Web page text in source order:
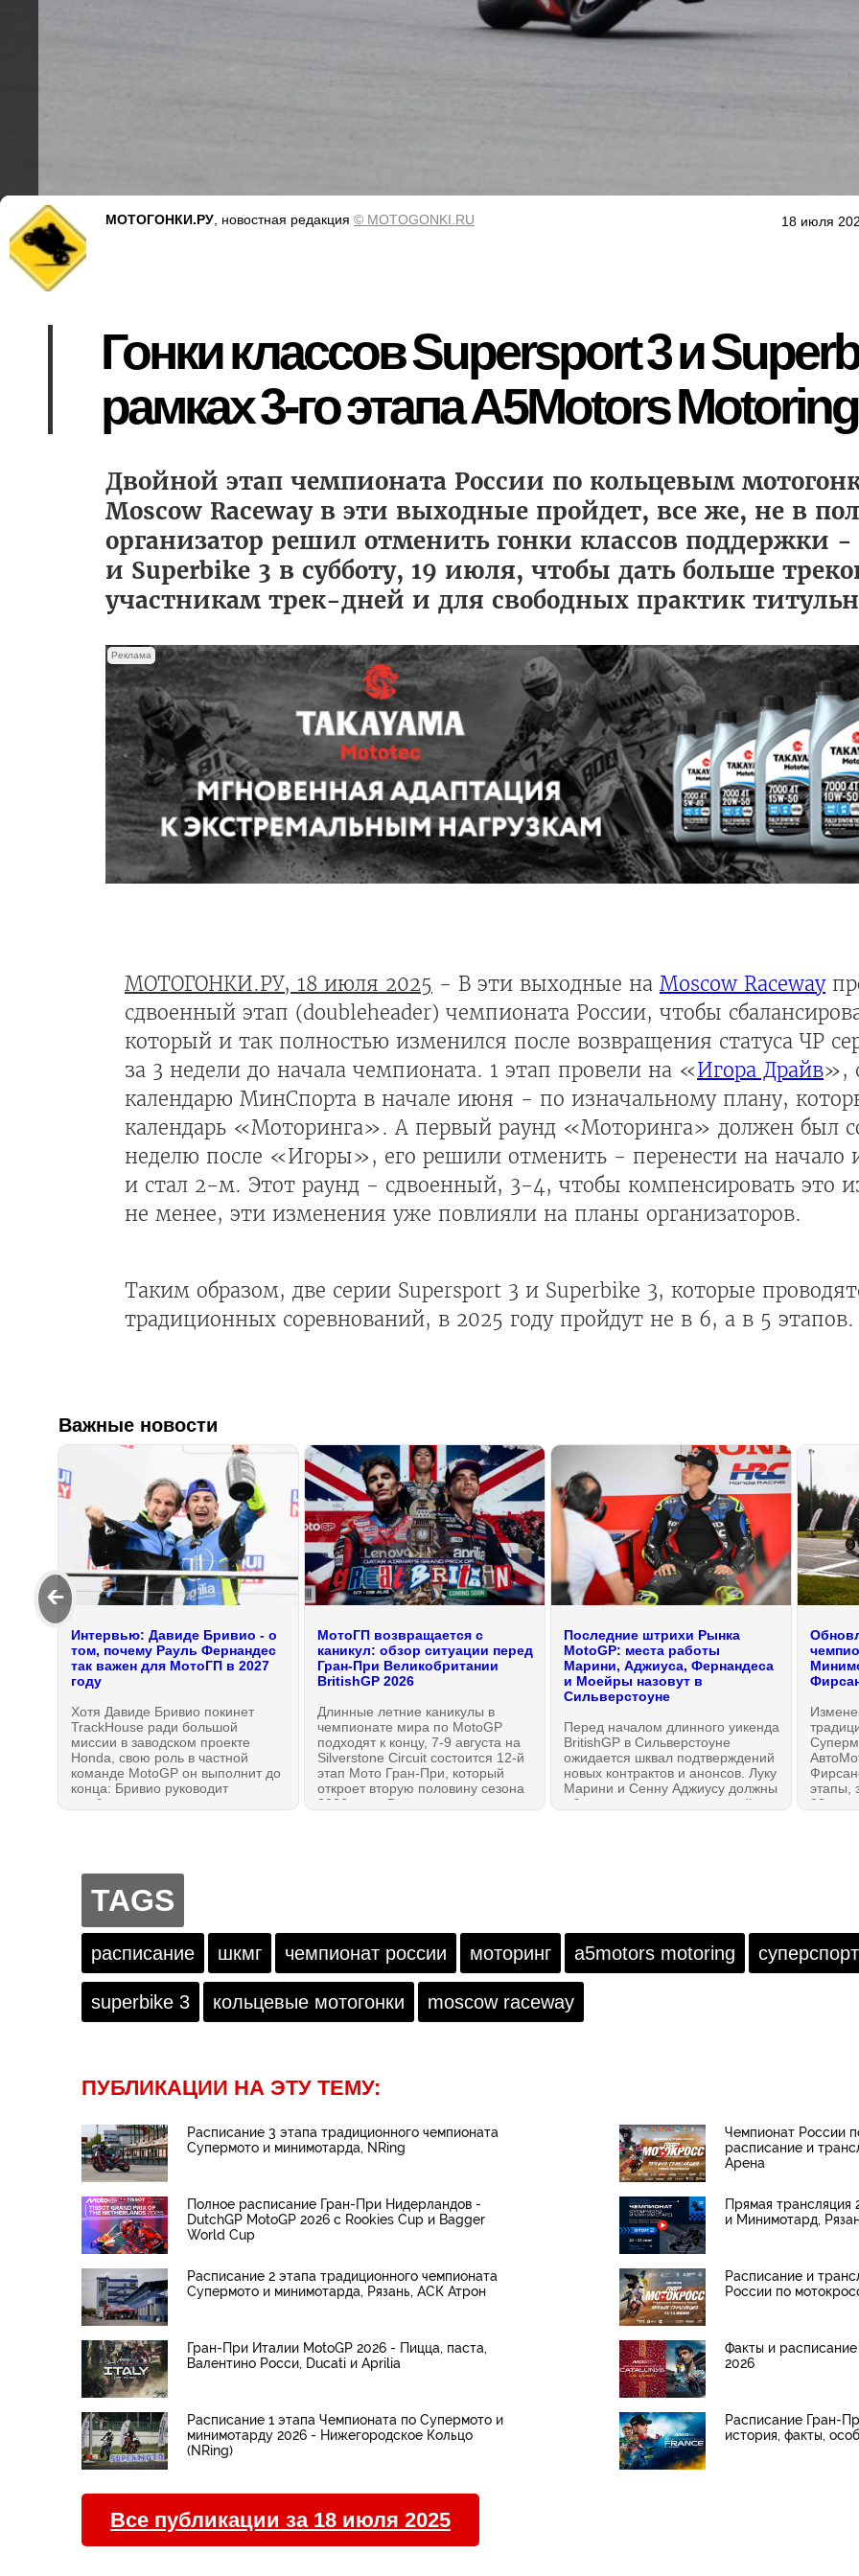
18 июля
МОТОГОНКИ.РУ , новостная редакция © MOTOGONKI.RU
Гонки классов Supersport 3 и
рамках 3-го этапа A5Motors
Двойной этап чемпионата России по кольцевым
Moscow Raceway в эти выходные пройдет, все же, не в
организатор решил отменить гонки классов поддержки -
и Superbike 3 в субботу, 19 июля, чтобы дать больше
участникам трек-дней и для свободных практик
Реклама
МОТОГОНКИ.РУ, 18 июля 2025 - В эти выходные на Moscow Raceway
сдвоенный этап (doubleheader) чемпионата России, чтобы
который и так полностью изменился после возвращения статуса ЧР
за 3 недели до начала чемпионата. 1 этап провели на «Игора Драйв»,
календарю МинСпорта в начале июня - по изначальному плану,
календарь «Моторинга». А первый раунд «Моторинга» должен был
неделю после «Игоры», его решили отменить - перенести на начало
и стал 2-м. Этот раунд - сдвоенный, 3-4, чтобы компенсировать это
не менее, эти изменения уже повлияли на планы организаторов.
Таким образом, две серии Supersport 3 и Superbike 3, которые
традиционных соревнований, в 2025 году пройдут не в 6, а в 5 этапов.
Важные новости
🡰
Интервью: Давиде Бривио - о
том, почему Рауль Фернандес
так важен для МотоГП в 2027
году
Хотя Давиде Бривио покинет
TrackHouse ради большой
миссии в заводском проекте
Honda, свою роль в частной
команде MotoGP он выполнит до
конца: Бривио руководит
подбором кадров для
Новейшую эру Мото Гран-При.
МотоГП возвращается с
каникул: обзор ситуации перед
Гран-При Великобритании
BritishGP 2026
Длинные летние каникулы в
чемпионате мира по MotoGP
подходят к концу, 7-9 августа на
Silverstone Circuit состоится 12-й
этап Мото Гран-При, который
откроет вторую половину сезона
2026 года. Всё, что нужно знать,
Последние штрихи Рынка
MotoGP: места работы
Марини, Аджиуса, Фернандеса
и Моейры назовут в
Сильверстоуне
Перед началом длинного уикенда
BritishGP в Сильверстоуне
ожидается шквал подтверждений
новых контрактов и анонсов. Луку
Марини и Сенну Аджиусу должны
объявить напарниками одной
этапы,
30
TAGS
расписание шкмг чемпионат россии моторинг a5motors motoring суперспорт
superbike 3 кольцевые мотогонки moscow raceway
ПУБЛИКАЦИИ НА ЭТУ ТЕМУ:
Расписание 3 этапа традиционного чемпионата
Супермото и минимотарда, NRing
Чемпионат России
расписание и
Арена
Полное расписание Гран-При Нидерландов -
DutchGP MotoGP 2026 с Rookies Cup и Bagger
World Cup
Прямая трансляция
и Минимотард,
Расписание 2 этапа традиционного чемпионата
Супермото и минимотарда, Рязань, АСК Атрон
Расписание и
России по
Гран-При Италии MotoGP 2026 - Пицца, паста,
Валентино Росси, Ducati и Aprilia
Факты и
2026
Расписание 1 этапа Чемпионата по Супермото и
минимотарду 2026 - Нижегородское Кольцо
(NRing)
Расписание Гран-
история, факты,
Все публикации за 18 июля 2025